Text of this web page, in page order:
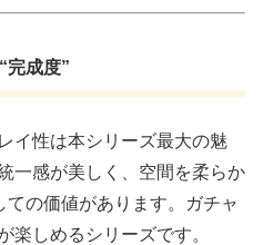
完成度”
イ性は本シリーズ最大の魅
一感が美しく、空間を柔らか
ての価値があります。ガチャ
楽しめるシリーズです。